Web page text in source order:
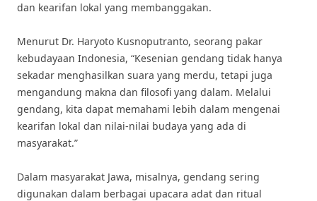
dan kearifan lokal yang membanggakan.
Menurut Dr. Haryoto Kusnoputranto, seorang pakar
kebudayaan Indonesia, “Kesenian gendang tidak hanya
sekadar menghasilkan suara yang merdu, tetapi juga
mengandung makna dan filosofi yang dalam. Melalui
gendang, kita dapat memahami lebih dalam mengenai
kearifan lokal dan nilai-nilai budaya yang ada di
masyarakat.”
Dalam masyarakat Jawa, misalnya, gendang sering
digunakan dalam berbagai upacara adat dan ritual